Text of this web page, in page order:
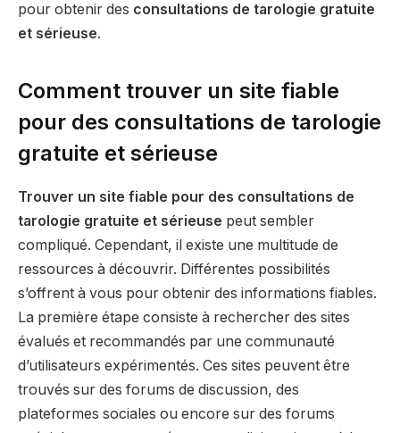
pour obtenir des consultations de tarologie gratuite
et sérieuse.
Comment trouver un site fiable
pour des consultations de tarologie
gratuite et sérieuse
Trouver un site fiable pour des consultations de
tarologie gratuite et sérieuse peut sembler
compliqué. Cependant, il existe une multitude de
ressources à découvrir. Différentes possibilités
s’offrent à vous pour obtenir des informations fiables.
La première étape consiste à rechercher des sites
évalués et recommandés par une communauté
d’utilisateurs expérimentés. Ces sites peuvent être
trouvés sur des forums de discussion, des
plateformes sociales ou encore sur des forums